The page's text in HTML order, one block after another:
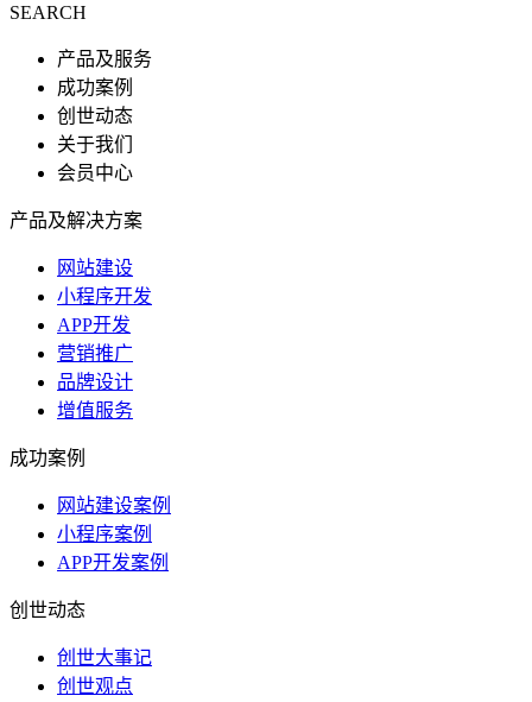
SEARCH
产品及服务
成功案例
创世动态
关于我们
会员中心
产品及解决方案
网站建设
小程序开发
APP开发
营销推广
品牌设计
增值服务
成功案例
网站建设案例
小程序案例
APP开发案例
创世动态
创世大事记
创世观点